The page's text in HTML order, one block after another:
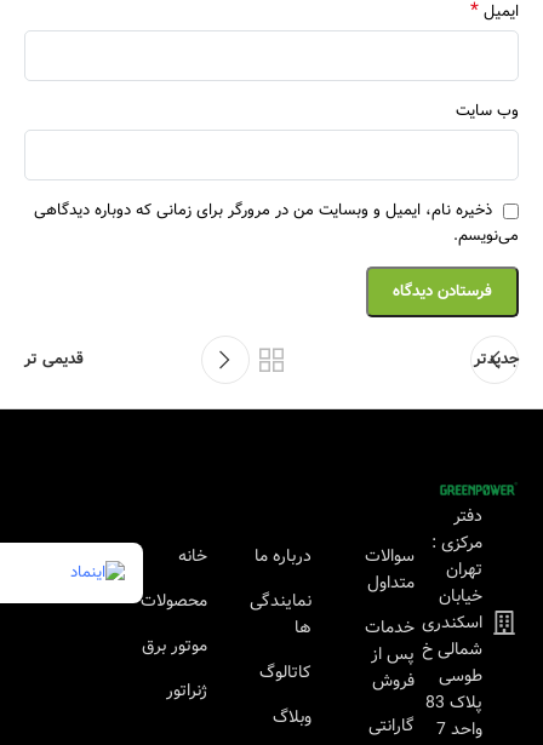
ایمیل*
وب‌ سایت
ذخیره نام، ایمیل و وبسایت من در مرورگر برای زمانی که دوباره دیدگاهی
می‌نویسم.
جدیدتر قدیمی تر
دفتر
مرکزی :
تهران
خیابان
اسکندری
شمالی خ
طوسی
پلاک 83
واحد 7
سوالات
متداول
خدمات
پس از
فروش
گارانتی
درباره ما
نمایندگی
ها
کاتالوگ
وبلاگ
خانه
محصولات
موتور برق
ژنراتور